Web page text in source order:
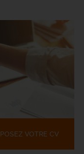
VOTRE CV